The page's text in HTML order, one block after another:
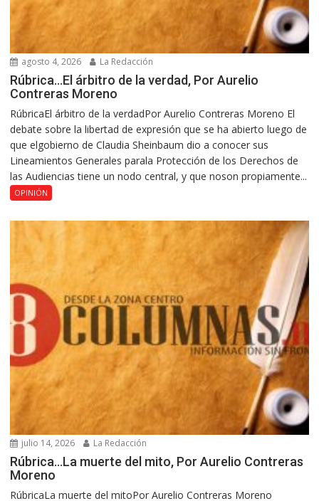
agosto 4, 2026 La Redacción
Rúbrica…El árbitro de la verdad, Por Aurelio
Contreras Moreno
RúbricaEl árbitro de la verdadPor Aurelio Contreras Moreno El
debate sobre la libertad de expresión que se ha abierto luego de
que elgobierno de Claudia Sheinbaum dio a conocer sus
Lineamientos Generales parala Protección de los Derechos de
las Audiencias tiene un nodo central, y que noson propiamente...
OPINIÓN
julio 14, 2026 La Redacción
Rúbrica…La muerte del mito, Por Aurelio Contreras
Moreno
RúbricaLa muerte del mitoPor Aurelio Contreras Moreno